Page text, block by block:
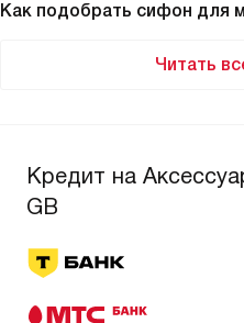
Как подобрать сифон для
Читать
Кредит на
GB